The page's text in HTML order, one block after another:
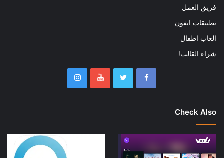
فريق العمل
تطبيقات ايفون
العاب اطفال
شراء القالب!
Check Also